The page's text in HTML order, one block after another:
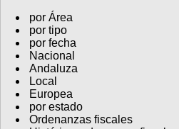
por Área
por tipo
por fecha
Nacional
Andaluza
Local
Europea
por estado
Ordenanzas fiscales